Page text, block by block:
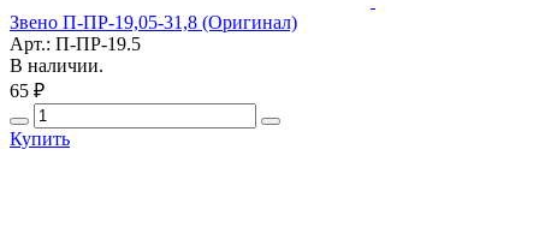
Звено П-ПР-19,05-31,8 (Оригинал)
Арт.: П-ПР-19.5
В наличии.
65 ₽
Купить